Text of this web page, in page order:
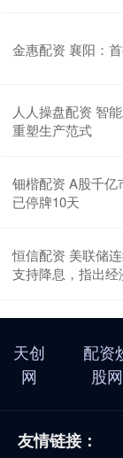
金惠配资 襄阳：
人人操盘配资 智
重塑生产范式
钿楷配资 A股千
已停牌10天
恒信配资 美联储
支持降息，指出
天创
网
配资
股网
友情链接：